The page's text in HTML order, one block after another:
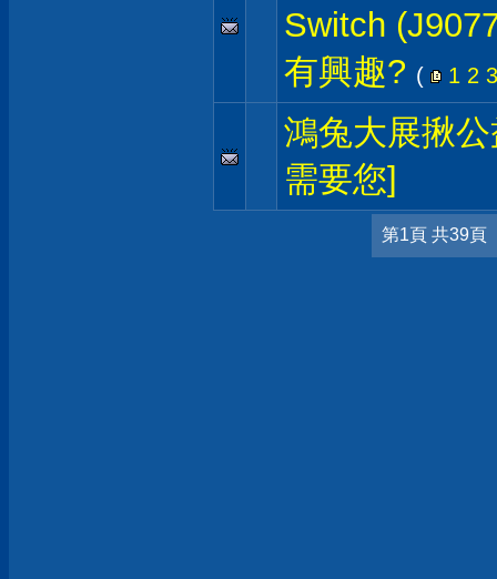
Switch
有興趣? ( 1 2 3
鴻兔大展揪
需要您]
第1頁 共39頁